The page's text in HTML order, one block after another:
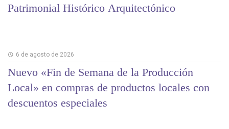
Patrimonial Histórico Arquitectónico
6 de agosto de 2026
Nuevo «Fin de Semana de la Producción
Local» en compras de productos locales con
descuentos especiales